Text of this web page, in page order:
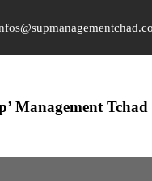
Management Tchad